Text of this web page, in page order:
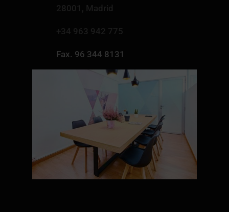
28001, Madrid
+34 963 942 775
Fax. 96 344 8131